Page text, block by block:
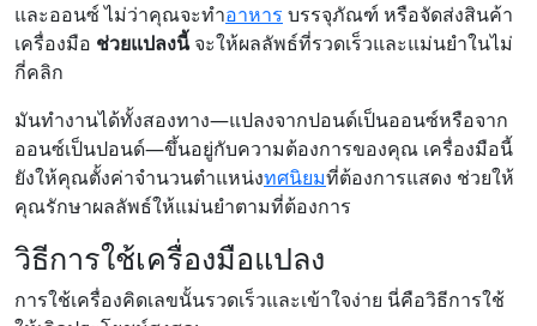
และออนซ์ ไม่ว่าคุณจะทำอาหาร บรรจุภัณฑ์ หรือจัดส่งสินค้า
เครื่องมือ ช่วยแปลงนี้จะให้ผลลัพธ์ที่รวดเร็วและแม่นยำในไม่
กี่คลิก
มันทำงานได้ทั้งสองทาง—แปลงจากปอนด์เป็นออนซ์หรือจาก
ออนซ์เป็นปอนด์—ขึ้นอยู่กับความต้องการของคุณ เครื่องมือนี้
ยังให้คุณตั้งค่าจำนวนตำแหน่งทศนิยมที่ต้องการแสดง ช่วยให้
คุณรักษาผลลัพธ์ให้แม่นยำตามที่ต้องการ
วิธีการใช้เครื่องมือแปลง
การใช้เครื่องคิดเลขนั้นรวดเร็วและเข้าใจง่าย นี่คือวิธีการใช้